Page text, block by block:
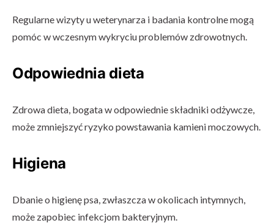
Regularne wizyty u weterynarza i badania kontrolne mogą
pomóc w wczesnym wykryciu problemów zdrowotnych.
Odpowiednia dieta
Zdrowa dieta, bogata w odpowiednie składniki odżywcze,
może zmniejszyć ryzyko powstawania kamieni moczowych.
Higiena
Dbanie o higienę psa, zwłaszcza w okolicach intymnych,
może zapobiec infekcjom bakteryjnym.